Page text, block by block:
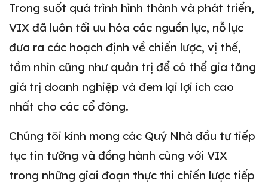
Trong suốt quá trình hình thành và phát triển,
VIX đã luôn tối ưu hóa các nguồn lực, nỗ lực
đưa ra các hoạch định về chiến lược, vị thế,
tầm nhìn cũng như quản trị để có thể gia tăng
giá trị doanh nghiệp và đem lại lợi ích cao
nhất cho các cổ đông.
Chúng tôi kính mong các Quý Nhà đầu tư tiếp
tục tin tưởng và đồng hành cùng với VIX
trong những giai đoạn thực thi chiến lược tiếp